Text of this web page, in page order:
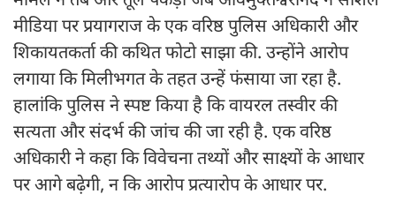
मीडिया पर प्रयागराज के एक वरिष्ठ पुलिस अधिकारी और
शिकायतकर्ता की कथित फोटो साझा की. उन्होंने आरोप
लगाया कि मिलीभगत के तहत उन्हें फंसाया जा रहा है.
हालांकि पुलिस ने स्पष्ट किया है कि वायरल तस्वीर की
सत्यता और संदर्भ की जांच की जा रही है. एक वरिष्ठ
अधिकारी ने कहा कि विवेचना तथ्यों और साक्ष्यों के आधार
पर आगे बढ़ेगी, न कि आरोप प्रत्यारोप के आधार पर.